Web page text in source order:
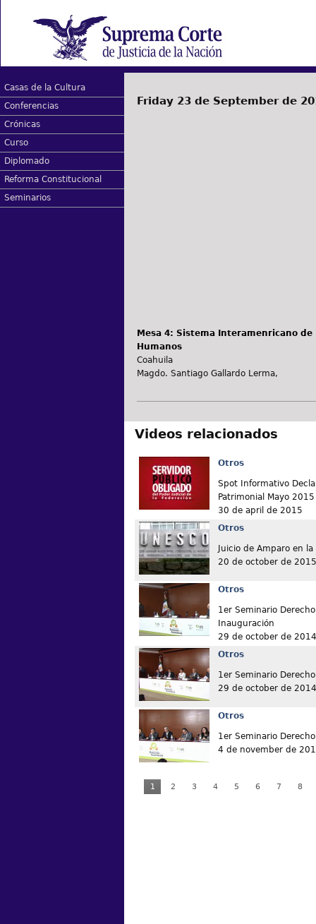
Casas de la Cultura
Conferencias
Crónicas
Curso
Diplomado
Reforma Constitucional
Seminarios
Friday 23 de September de
Mesa 4: Sistema Interamenricano
Humanos
Coahuila
Magdo. Santiago Gallardo Lerma,
Videos relacionados
Otros
Spot Informativo
Patrimonial Mayo 2015
30 de april de 2015
Otros
Juicio de Amparo en
20 de october de 2015
Otros
1er Seminario
Inauguración
29 de october de 2014
Otros
1er Seminario
29 de october de 2014
Otros
1er Seminario
4 de november de
1 2 3 4 5 6 7 8